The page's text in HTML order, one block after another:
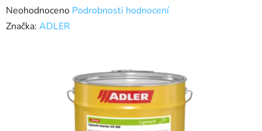
Průměrné
hodnocení
Neohodnoceno Podrobnosti hodnocení
Značka: ADLER